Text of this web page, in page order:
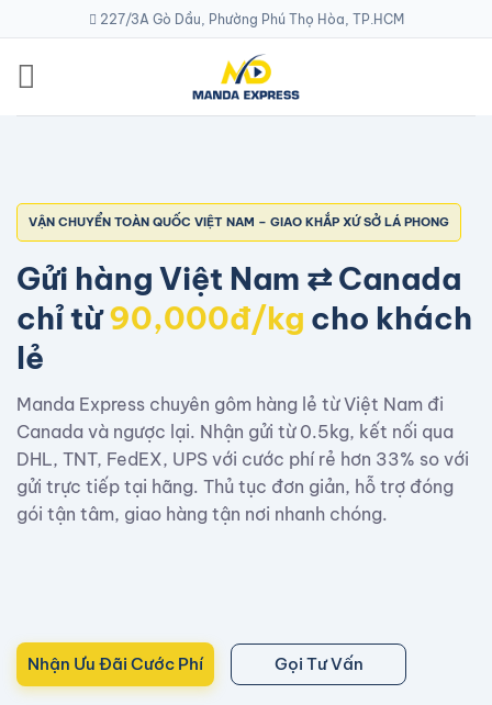
to
content
227/3A Gò Dầu, Phường Phú Thọ Hòa, TP.HCM
VẬN CHUYỂN TOÀN QUỐC VIỆT NAM – GIAO KHẮP XỨ SỞ LÁ PHONG
Gửi hàng Việt Nam ⇄ Canada
chỉ từ90,000đ/kg cho khách
lẻ
Manda Express chuyên gôm hàng lẻ từ Việt Nam đi
Canada và ngược lại. Nhận gửi từ 0.5kg, kết nối qua
DHL, TNT, FedEX, UPS với cước phí rẻ hơn 33% so với
gửi trực tiếp tại hãng. Thủ tục đơn giản, hỗ trợ đóng
gói tận tâm, giao hàng tận nơi nhanh chóng.
Nhận Ưu Đãi Cước Phí Gọi Tư Vấn